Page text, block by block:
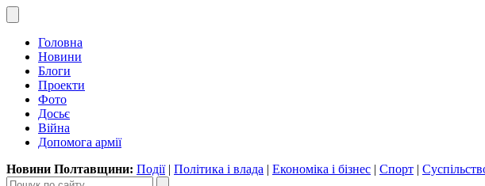
Головна
Новини
Блоги
Проекти
Фото
Досьє
Війна
Допомога армії
Новини Полтавщини: Події| Політика і влада | Економіка і бізнес | Спорт |